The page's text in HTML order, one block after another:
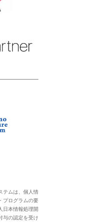
テムは、個人情
プログラムの要
日本情報処理開
与の認定を受け